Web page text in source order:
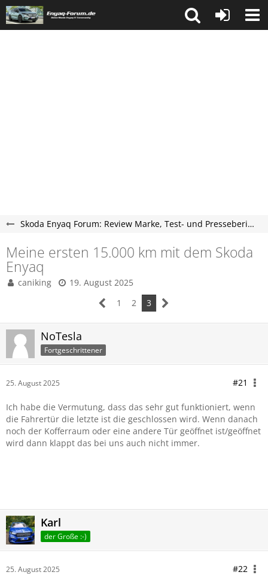
Skoda Enyaq Forum: Review Marke, Test- und Presseberichte
Meine ersten 15.000 km mit dem Skoda
Enyaq
caniking
19. August 2025
1
2 3
NoTesla
Fortgeschrittener
25. August 2025 #21
Ich habe die Vermutung, dass das sehr gut funktioniert, wenn
die Fahrertür die letzte ist die geschlossen wird. Wenn danach
noch der Kofferraum oder eine andere Tür geöffnet ist/geöffnet
wird dann klappt das bei uns auch nicht immer.
Karl
der Große :-)
25. August 2025 #22